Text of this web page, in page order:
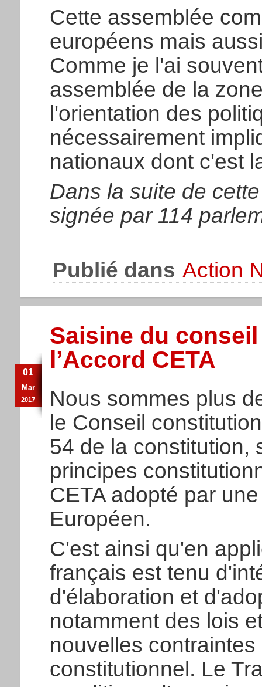
Cette assemblée
européens mais
Comme je l'ai
assemblée de la
l'orientation des
nécessairement
nationaux dont c'est
Dans la suite de
signée par 114
Publié dans Action
Saisine du
l’Accord CETA
01
Mar
2017
Nous sommes plus
le Conseil
54 de la constitution,
principes
CETA adopté par
Européen.
C'est ainsi qu'en
français est tenu
d'élaboration et
notamment des lois
nouvelles
constitutionnel. Le